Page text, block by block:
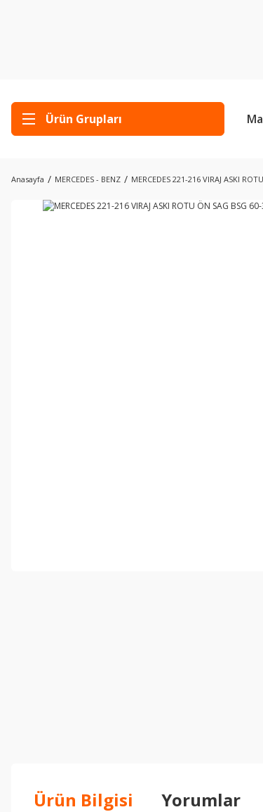
Ürün Grupları
Anasayfa MERCEDES - BENZ MERCEDES 221-216 VIRAJ ASKI
Ürün Bilgisi Yorumlar